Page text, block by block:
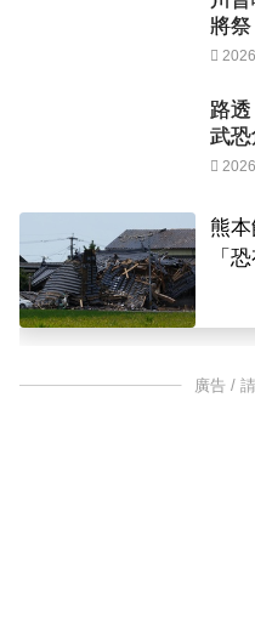
將祭
路
武
熊
「
廣告 /